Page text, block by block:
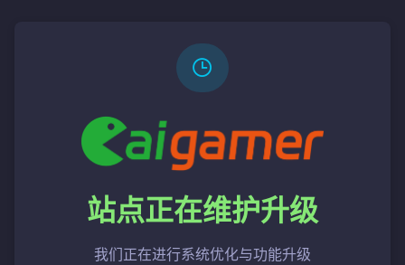
站点正在维护升级
我们正在进行系统优化与功能升级